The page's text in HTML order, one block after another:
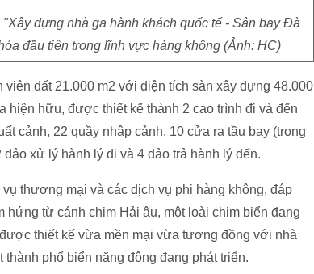
dựng nhà ga hành khách quốc tế - Sân bay Đà
đầu tiên trong lĩnh vực hàng không (Ảnh: HC)
đất 21.000 m2 với diện tích sàn xây dựng 48.000
hiện hữu, được thiết kế thành 2 cao trình đi và đến
cảnh, 22 quầy nhập cảnh, 10 cửa ra tầu bay (trong
xử lý hành lý đi và 4 đảo trả hành lý đến.
thương mại và các dịch vụ phi hàng không, đáp
hứng từ cánh chim Hải âu, một loài chim biển đang
thiết kế vừa mền mại vừa tương đồng với nhà
phố biển năng động đang phát triển.